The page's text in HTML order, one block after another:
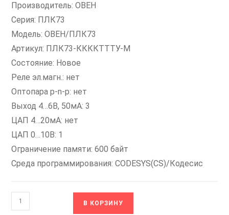
Производитель: ОВЕН
Серия: ПЛК73
Модель: ОВЕН/ПЛК73
Артикул: ПЛК73-ККККТТТУ-М
Состояние: Новое
Реле эл.магн.: нет
Оптопара p-n-p: нет
Выход 4…6В, 50мА: 3
ЦАП 4…20мА: нет
ЦАП 0…10В: 1
Ограничение памяти: 600 байт
Среда программирования: CODESYS(CS)/Кодесис
Количество
товара
В КОРЗИНУ